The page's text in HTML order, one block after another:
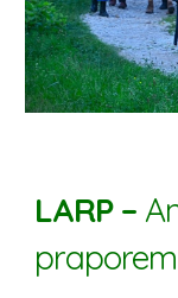
LARP –
praporem